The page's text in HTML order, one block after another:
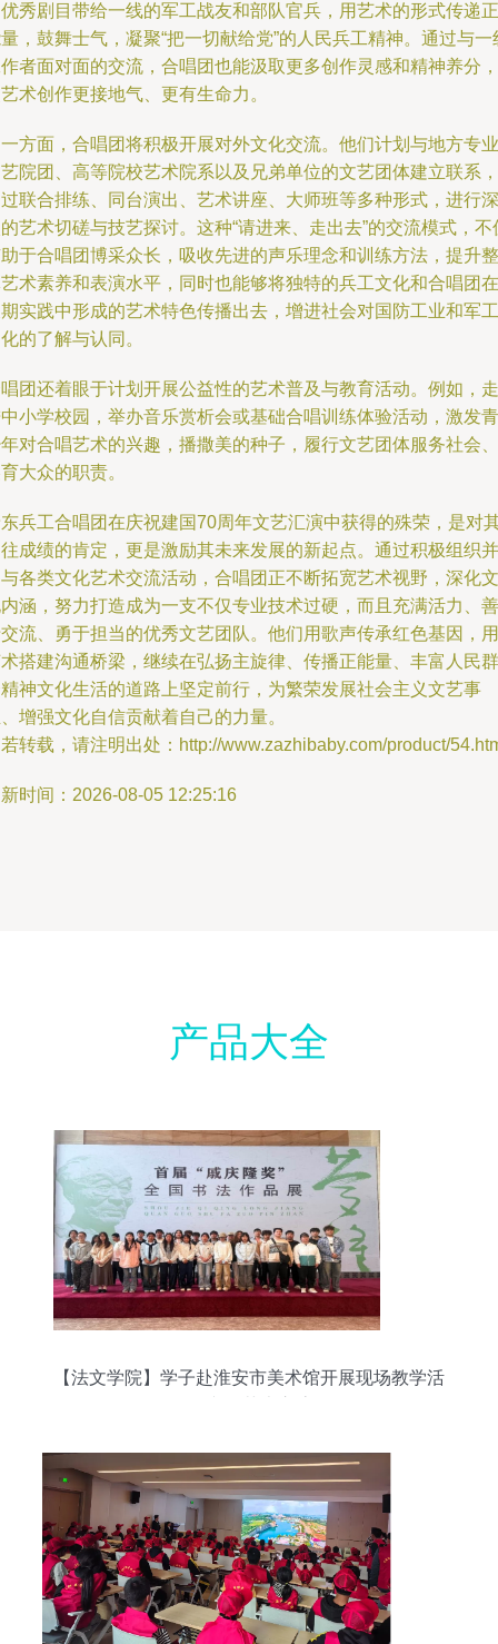
秀剧目带给一线的军工战友和部队官兵，用艺术的形式传递正
，鼓舞士气，凝聚“把一切献给党”的人民兵工精神。通过与一
者面对面的交流，合唱团也能汲取更多创作灵感和精神养分，
术创作更接地气、更有生命力。
方面，合唱团将积极开展对外文化交流。他们计划与地方专业
院团、高等院校艺术院系以及兄弟单位的文艺团体建立联系，
联合排练、同台演出、艺术讲座、大师班等多种形式，进行深
艺术切磋与技艺探讨。这种“请进来、走出去”的交流模式，不
于合唱团博采众长，吸收先进的声乐理念和训练方法，提升整
术素养和表演水平，同时也能够将独特的兵工文化和合唱团在
实践中形成的艺术特色传播出去，增进社会对国防工业和军工
的了解与认同。
团还着眼于计划开展公益性的艺术普及与教育活动。例如，走
小学校园，举办音乐赏析会或基础合唱训练体验活动，激发青
对合唱艺术的兴趣，播撒美的种子，履行文艺团体服务社会、
大众的职责。
兵工合唱团在庆祝建国70周年文艺汇演中获得的殊荣，是对
成绩的肯定，更是激励其未来发展的新起点。通过积极组织并
各类文化艺术交流活动，合唱团正不断拓宽艺术视野，深化文
涵，努力打造成为一支不仅专业技术过硬，而且充满活力、善
流、勇于担当的优秀文艺团队。他们用歌声传承红色基因，用
搭建沟通桥梁，继续在弘扬主旋律、传播正能量、丰富人民群
神文化生活的道路上坚定前行，为繁荣发展社会主义文艺事
增强文化自信贡献着自己的力量。
转载，请注明出处：http://www.zazhibaby.com/product/
时间：2026-08-05 12:25:16
产品大全
【法文学院】学子赴淮安市美术馆开展现场教学活